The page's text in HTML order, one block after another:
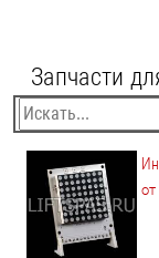
Запчасти
от